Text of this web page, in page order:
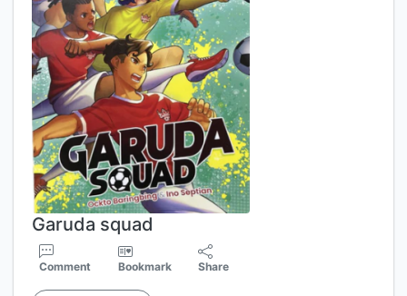
Garuda squad
Comment Bookmark Share